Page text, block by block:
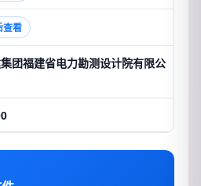
查看
团福建省电力勘测设计院有限公